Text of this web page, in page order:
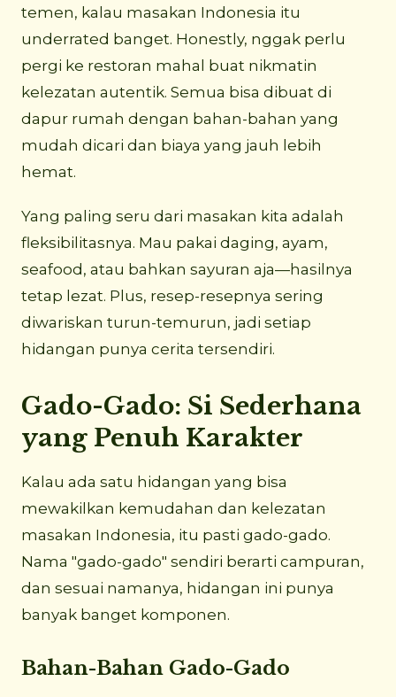
temen, kalau masakan Indonesia itu
underrated banget. Honestly, nggak perlu
pergi ke restoran mahal buat nikmatin
kelezatan autentik. Semua bisa dibuat di
dapur rumah dengan bahan-bahan yang
mudah dicari dan biaya yang jauh lebih
hemat.
Yang paling seru dari masakan kita adalah
fleksibilitasnya. Mau pakai daging, ayam,
seafood, atau bahkan sayuran aja—hasilnya
tetap lezat. Plus, resep-resepnya sering
diwariskan turun-temurun, jadi setiap
hidangan punya cerita tersendiri.
Gado-Gado: Si Sederhana
yang Penuh Karakter
Kalau ada satu hidangan yang bisa
mewakilkan kemudahan dan kelezatan
masakan Indonesia, itu pasti gado-gado.
Nama "gado-gado" sendiri berarti campuran,
dan sesuai namanya, hidangan ini punya
banyak banget komponen.
Bahan-Bahan Gado-Gado